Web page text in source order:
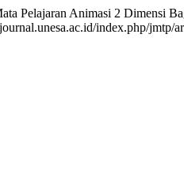
Pelajaran Animasi 2 Dimensi
index.php/jmtp/